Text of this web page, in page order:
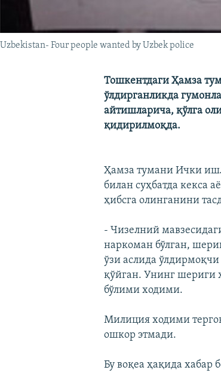
Uzbekistan- Four people wanted by Uzbek police
Тошкентдаги Ҳамза
ўлдирганликда
айтишларича, қўлга
қидирилмоқда.
Ҳамза тумани Ички
билан суҳбатда кекса
ҳибсга олинганини
- Чизелний
наркоман бўлган,
ўзи аслида
қўйган. Унинг шериги
бўлими ходими.
Милиция ходими
ошкор этмади.
Бу воқеа ҳақида хабар